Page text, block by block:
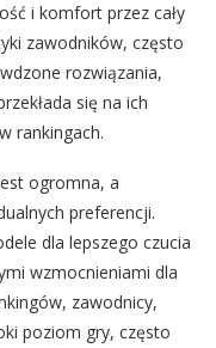
i komfort przez cały
zawodników, często
rozwiązania,
się na ich
rankingach.
ogromna, a
preferencji.
dla lepszego czucia
wzmocnieniami dla
zawodnicy,
poziom gry, często